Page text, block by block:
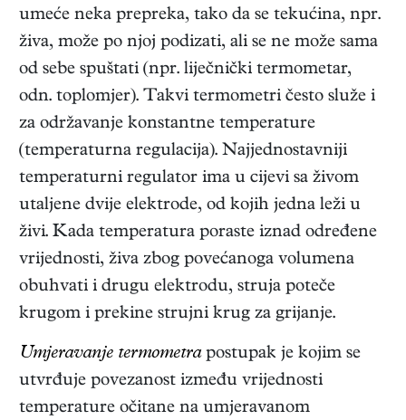
umeće neka prepreka, tako da se tekućina, npr.
živa, može po njoj podizati, ali se ne može sama
od sebe spuštati (npr. liječnički termometar,
odn. toplomjer). Takvi termometri često služe i
za održavanje konstantne temperature
(temperaturna regulacija). Najjednostavniji
temperaturni regulator ima u cijevi sa živom
utaljene dvije elektrode, od kojih jedna leži u
živi. Kada temperatura poraste iznad određene
vrijednosti, živa zbog povećanoga volumena
obuhvati i drugu elektrodu, struja poteče
krugom i prekine strujni krug za grijanje.
Umjeravanje termometrapostupak je kojim se
utvrđuje povezanost između vrijednosti
temperature očitane na umjeravanom